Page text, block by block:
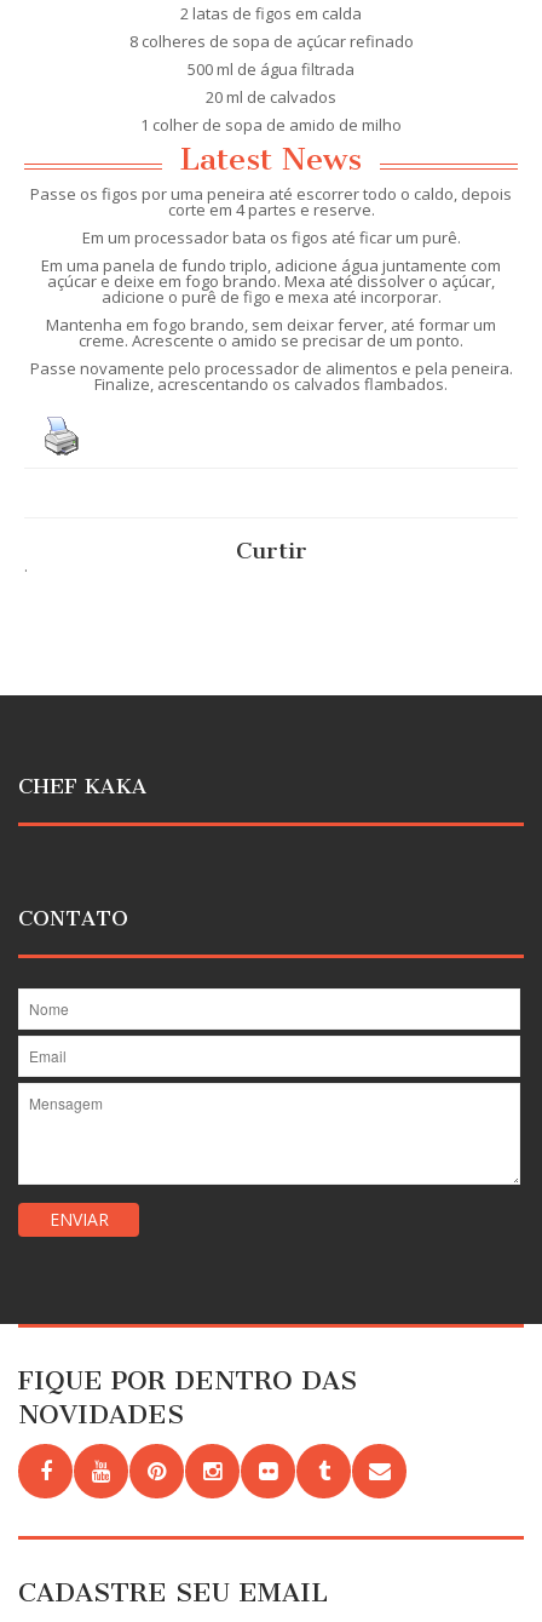
2 latas de figos em calda
8 colheres de sopa de açúcar refinado
500 ml de água filtrada
20 ml de calvados
1 colher de sopa de amido de milho
Latest News
Passe os figos por uma peneira até escorrer todo o caldo, depois
corte em 4 partes e reserve.
Em um processador bata os figos até ficar um purê.
Em uma panela de fundo triplo, adicione água juntamente com
açúcar e deixe em fogo brando. Mexa até dissolver o açúcar,
adicione o purê de figo e mexa até incorporar.
Mantenha em fogo brando, sem deixar ferver, até formar um
creme. Acrescente o amido se precisar de um ponto.
Passe novamente pelo processador de alimentos e pela peneira.
Finalize, acrescentando os calvados flambados.
Curtir
.
CHEF KAKA
CONTATO
FIQUE POR DENTRO DAS
NOVIDADES
CADASTRE SEU EMAIL